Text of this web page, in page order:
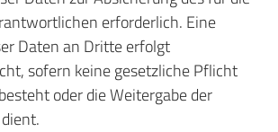
erforderlich. Eine
Daten an Dritte erfolgt
sofern keine gesetzliche Pflicht
oder die Weitergabe der